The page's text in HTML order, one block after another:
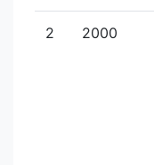
2 2000